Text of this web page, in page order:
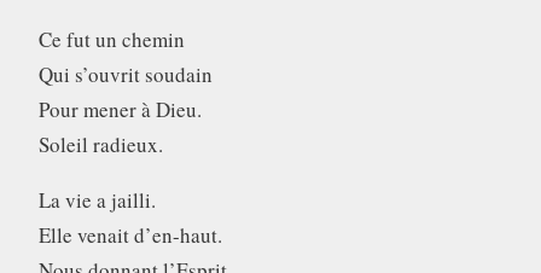
Ce fut un chemin
Qui s’ouvrit soudain
Pour mener à Dieu.
Soleil radieux.
La vie a jailli.
Elle venait d’en-haut.